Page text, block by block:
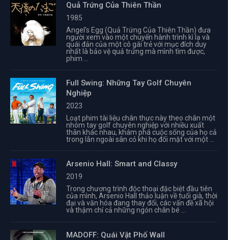
Quả Trứng Của Thiên Thần
1985
Angel's Egg (Quả Trứng Của Thiên Thần) đưa
người xem vào một chuyến hành trình kì lạ và
quái đản của một cô gái trẻ với mục đích duy
nhất là bảo vệ quả trứng mà mình tìm được,
phim ...
Full Swing: Những Tay Golf Chuyên
Nghiệp
2023
Loạt phim tài liệu chân thực này theo chân một
nhóm tay golf chuyên nghiệp với nhiều xuất
thân khác nhau, khám phá cuộc sống của họ cả
trong lẫn ngoài sân cỏ khi họ đối mặt với một ...
Arsenio Hall: Smart and Classy
2019
Trong chương trình độc thoại đặc biệt đầu tiên
của mình, Arsenio Hall thảo luận về tuổi già, thời
đại và văn hóa đang thay đổi, các vấn đề xã hội
và thậm chí cả những ngón chân bé ...
MADOFF: Quái Vật Phố Wall